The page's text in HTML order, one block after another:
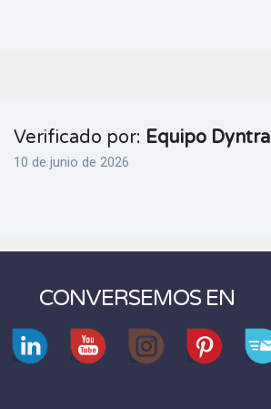
Verificado por: Equipo Dyntra
10 de junio de 2026
CONVERSEMOS EN